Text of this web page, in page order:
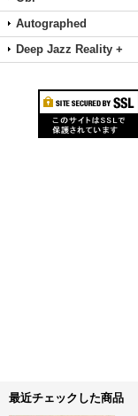
Autographed
Deep Jazz Reality +
最近チェックした商品